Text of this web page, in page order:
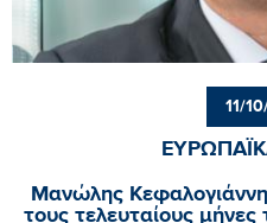
11/
Μανώλης
τους τελευταίους